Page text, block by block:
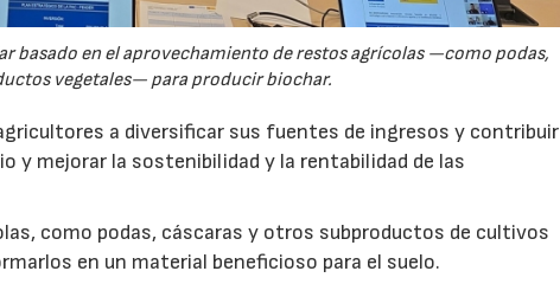
basado en el aprovechamiento de restos agrícolas —como podas,
vegetales— para producir biochar.
a diversificar sus fuentes de ingresos y contribuir
y mejorar la sostenibilidad y la rentabilidad de las
como podas, cáscaras y otros subproductos de cultivos
en un material beneficioso para el suelo.